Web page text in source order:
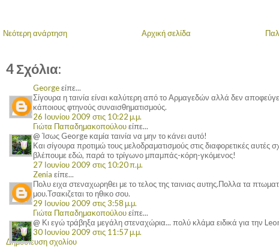
Νεότερη ανάρτηση Αρχική σελίδα
4 Σχόλια:
Georgeείπε...
Σίγουρα η ταινία είναι καλύτερη από το Αρμαγεδών αλλά δεν
κάποιους φτηνούς συναισθηματισμούς.
26 Ιουνίου 2009 στις 10:22 μ.μ.
Γιώτα Παπαδημακοπούλουείπε...
@ Ίσως George καμία ταινία να μην το κάνει αυτό!
Και σίγουρα προτιμώ τους μελοδραματισμούς στις διαφορετικές αυτές
βλέπουμε εδώ, παρά το τρίγωνο μπαμπάς-κόρη-γκόμενος!
27 Ιουνίου 2009 στις 10:20 π.μ.
Zenia είπε...
Πολυ ειχα στεναχωρηθει με το τελος της ταινιας αυτης.Πολλα τα
μου.Τσακιζεται το ηθικο σου.
29 Ιουνίου 2009 στις 3:58 μ.μ.
Γιώτα Παπαδημακοπούλουείπε...
@ Κι εγώ τράβηξα μεγάλη στεναχώρια... πολύ κλάμα ειδικά για την
30 Ιουνίου 2009 στις 11:57 μ.μ.
Δημοσίευση σχολίου